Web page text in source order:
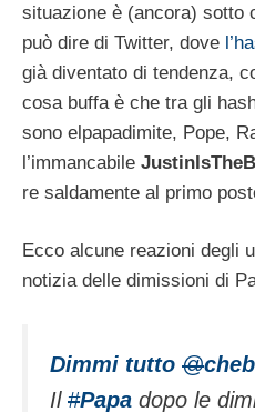
situazione è (ancora) sotto
può dire di Twitter, dove
già diventato di tendenza,
cosa buffa è che tra gli
sono elpapadimite, Pope,
l’immancabile
re saldamente al primo
Ecco alcune reazioni degli
notizia delle dimissioni di
Dimmi tutto @
Il #Papa dopo le